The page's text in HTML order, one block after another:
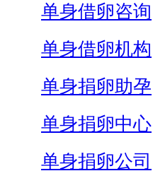
单身借卵咨询
单身借卵机构
单身捐卵助孕
单身捐卵中心
单身捐卵公司